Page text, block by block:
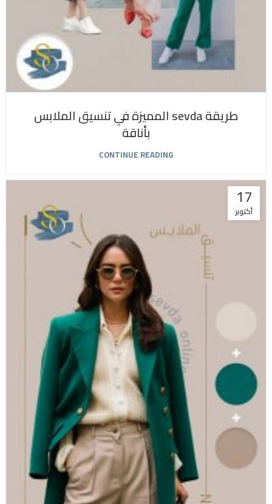
طريقة sevda المميزة في تنسيق الملابس
بأناقة
CONTINUE READING
17
أكتوبر